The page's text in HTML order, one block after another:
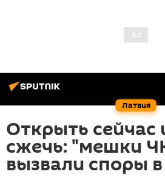
Латвия
Открыть
сжечь: "мешки
вызвали споры